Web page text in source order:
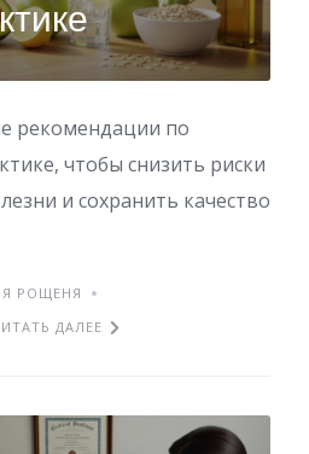
рекомендации по
чтобы снизить риски
и сохранить качество
РОЩЕНЯ
ДАЛЕЕ